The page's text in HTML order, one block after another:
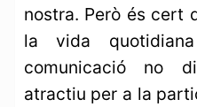
nostra. Però és cert
la vida
comunicació no
atractiu per a la